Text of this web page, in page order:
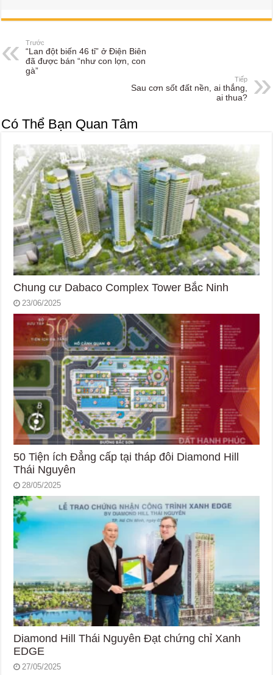
Trước
“Lan đột biến 46 tỉ” ở Điện Biên
đã được bán “như con lợn, con
gà”
Tiếp
Sau cơn sốt đất nền, ai thắng,
ai thua?
Có Thể Bạn Quan Tâm
Chung cư Dabaco Complex Tower Bắc Ninh
23/06/2025
50 Tiện ích Đẳng cấp tại tháp đôi Diamond Hill
Thái Nguyên
28/05/2025
Diamond Hill Thái Nguyên Đạt chứng chỉ Xanh
EDGE
27/05/2025